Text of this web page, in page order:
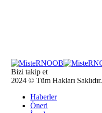
Bizi takip et
2024 © Tüm Hakları Saklıdır.
Haberler
Öneri